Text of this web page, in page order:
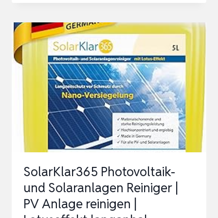
6M
[5
JAHRE
GARANTIE]
–
WASCHBÜRSTE
MIT
TELESKOPSTIEL
–
SolarKlar365 Photovoltaik-
und Solaranlagen Reiniger |
PV Anlage reinigen |